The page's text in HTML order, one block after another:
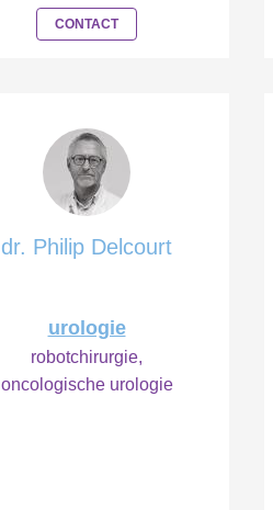
CONTACT
dr. Philip Delcourt
urologie
robotchirurgie,
oncologische urologie